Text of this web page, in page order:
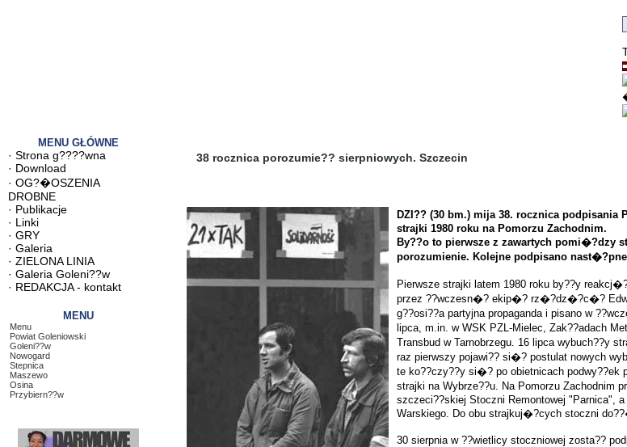
MENU GŁÓWNE
· Strona g????wna
· Download
· OG?�OSZENIA
DROBNE
· Publikacje
· Linki
· GRY
· Galeria
· ZIELONA LINIA
· Galeria Goleni??w
· REDAKCJA - kontakt
MENU
Menu
Powiat Goleniowski
Goleni??w
Nowogard
Stepnica
Maszewo
Osina
Przybiern??w
38 rocznica porozumie?? sierpniowych. Szczecin
DZI?? (30 bm.) mija 38. rocznica podpisania
strajki 1980 roku na Pomorzu Zachodnim.
By??o to pierwsze z zawartych pomi�?dzy
porozumienie. Kolejne podpisano
Pierwsze strajki latem 1980 roku by??y
przez ??wczesn�? ekip�? rz�?dz�?c�?
g??osi??a partyjna propaganda i pisano w
lipca, m.in. w WSK PZL-Mielec, Zak??adach
Transbud w Tarnobrzegu. 16 lipca wybuch??y
raz pierwszy pojawi?? si�? postulat nowych
te ko??czy??y si�? po obietnicach
strajki na Wybrze??u. Na Pomorzu Zachodnim
szczeci??skiej Stoczni Remontowej "Parnica",
Warskiego. Do obu strajkuj�?cych stoczni
30 sierpnia w ??wietlicy stoczniowej zosta??